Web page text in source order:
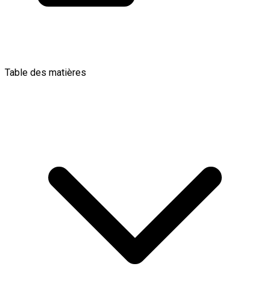
Table des matières